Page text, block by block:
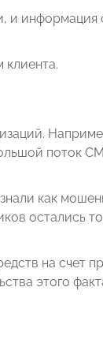
и информация
поток
как
остались
на счет
этого